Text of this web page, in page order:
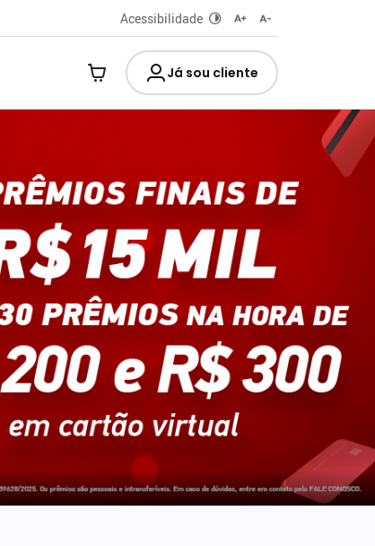
Acessibilidade
Já sou cliente